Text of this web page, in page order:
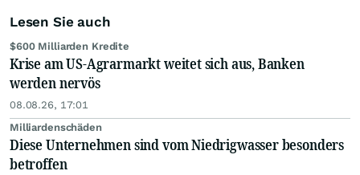
Lesen Sie auch
$600 Milliarden Kredite
Krise am US-Agrarmarkt weitet sich aus, Banken
werden nervös
08.08.26, 17:01
Milliardenschäden
Diese Unternehmen sind vom Niedrigwasser besonders
betroffen